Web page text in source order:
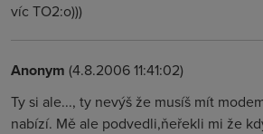
víc TO2:o)))
Anonym (4.8.2006 11:41:02)
Ty si ale..., ty nevýš že musíš mít
nabízí. Mě ale podvedli,ňeřekli mi že